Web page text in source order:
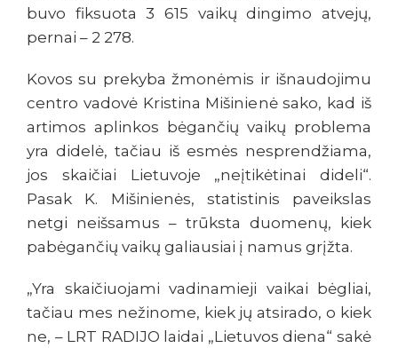
buvo fiksuota 3 615 vaikų dingimo atvejų,
pernai – 2 278.
Kovos su prekyba žmonėmis ir išnaudojimu
centro vadovė Kristina Mišinienė sako, kad iš
artimos aplinkos bėgančių vaikų problema
yra didelė, tačiau iš esmės nesprendžiama,
jos skaičiai Lietuvoje „neįtikėtinai dideli“.
Pasak K. Mišinienės, statistinis paveikslas
netgi neišsamus – trūksta duomenų, kiek
pabėgančių vaikų galiausiai į namus grįžta.
„Yra skaičiuojami vadinamieji vaikai bėgliai,
tačiau mes nežinome, kiek jų atsirado, o kiek
ne, – LRT RADIJO laidai „Lietuvos diena“ sakė